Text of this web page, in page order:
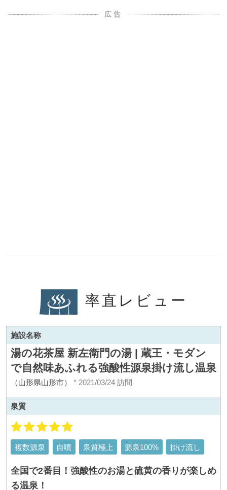
率直レビュー
施設名称
湯の花茶屋 新左衛門の湯 | 蔵王・モダン
で自然味あふれる強酸性源泉掛け流し温泉
（山形県山形市） * 2021/03/24 訪問
泉質
複数源泉 自噴 泉質極上 源泉100% 掛け流し
全国で2番目！強酸性のお湯と硫黄の香りが楽しめ
る温泉！